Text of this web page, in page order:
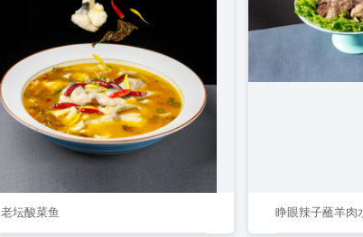
老坛酸菜鱼 睁眼辣子蘸羊肉